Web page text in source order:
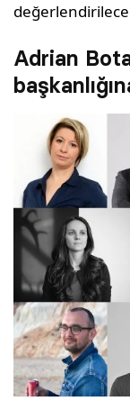
Adrian